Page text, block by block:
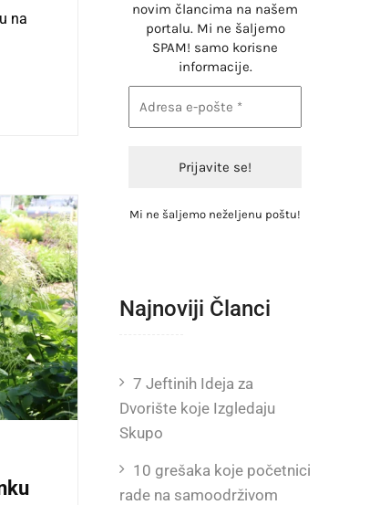
na
novim člancima na našem
portalu. Mi ne šaljemo
SPAM! samo korisne
informacije.
Mi ne šaljemo neželjenu poštu!
Najnoviji Članci
7 Jeftinih Ideja za
Dvorište koje Izgledaju
Skupo
10 grešaka koje početnici
rade na samoodrživom